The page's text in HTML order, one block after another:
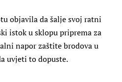
objavila da šalje svoj ratni
istok u sklopu priprema za
napor zaštite brodova u
uvjeti to dopuste.